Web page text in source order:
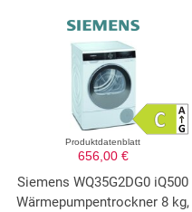
Produktdatenblatt
656,00 €
Siemens WQ35G2DG0 iQ500
Wärmepumpentrockner 8 kg,